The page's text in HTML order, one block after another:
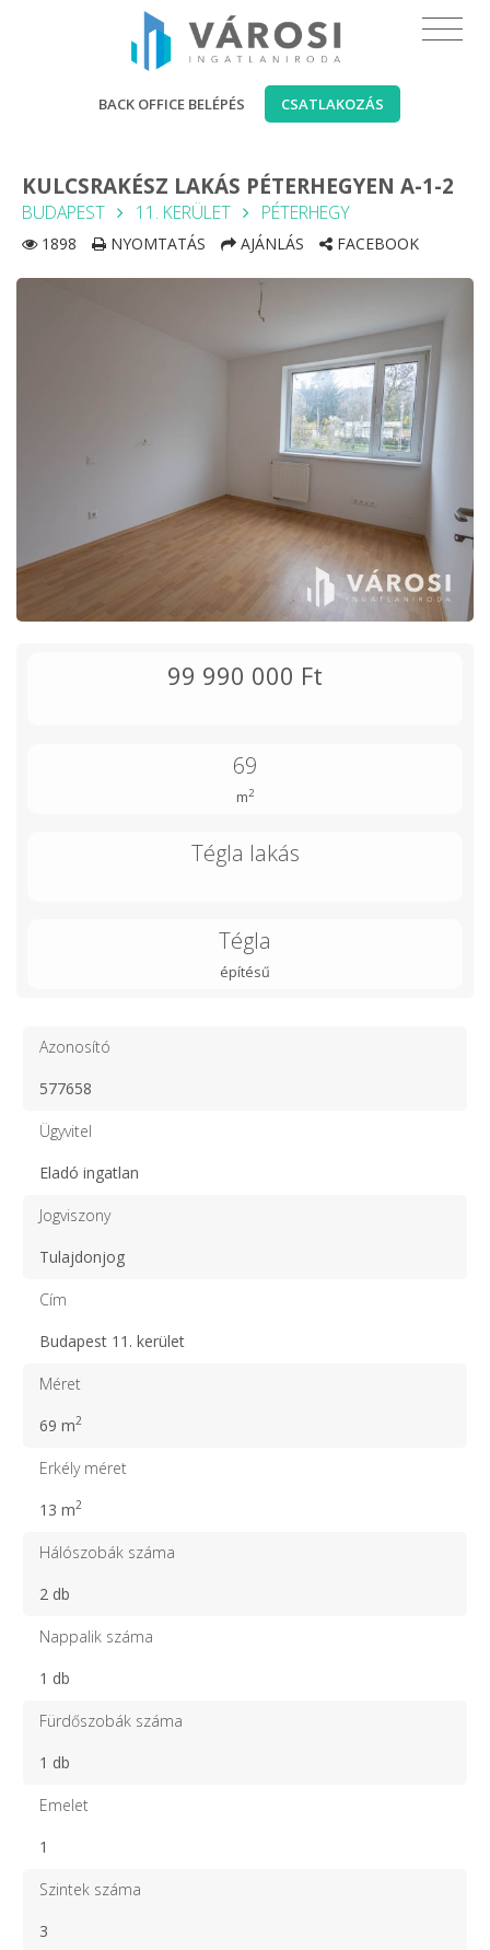
BACK OFFICE BELÉPÉS CSATLAKOZÁS
KULCSRAKÉSZ LAKÁS PÉTERHEGYEN A-1-2
BUDAPEST 11. KERÜLET PÉTERHEGY
1898 NYOMTATÁS AJÁNLÁS FACEBOOK
99 990 000 Ft
69
m2
Tégla lakás
Tégla
építésű
Azonosító
577658
Ügyvitel
Eladó ingatlan
Jogviszony
Tulajdonjog
Cím
Budapest 11. kerület
Méret
69 m2
Erkély méret
13 m2
Hálószobák száma
2 db
Nappalik száma
1 db
Fürdőszobák száma
1 db
Emelet
1
Szintek száma
3